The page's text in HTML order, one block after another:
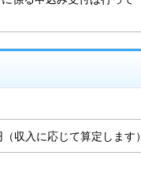
収入に応じて算定します）